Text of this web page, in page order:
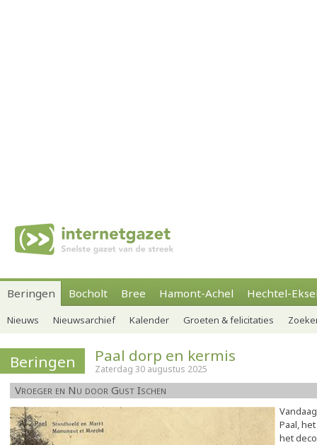
Beringen Bocholt Bree Hamont-Achel Hechtel-
Nieuws Nieuwsarchief Kalender Groeten & felicitaties
Beringen Paal dorp en kermis
Zaterdag 30 augustus 2025
Vroeger en Nu door Gust Ischen
Paal,
het